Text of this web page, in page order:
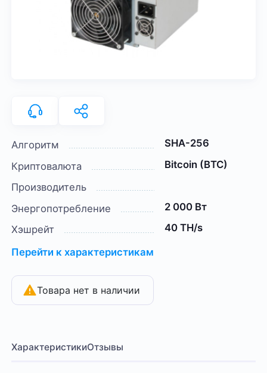
Алгоритм
SHA-256
Криптовалюта
Bitcoin (BTC)
Производитель
Энергопотребление
2 000 Вт
Хэшрейт
40 TH/s
Перейти к характеристикам
Товара нет в наличии
ХарактеристикиОтзывы